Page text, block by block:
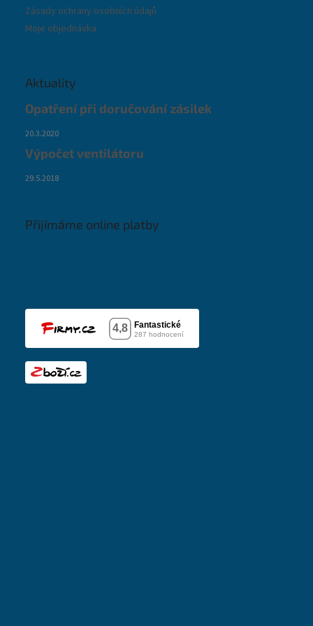
Zásady ochrany osobních údajů
Moje objednávka
Aktuality
Opatření při doručování zásilek
20.3.2020
Výpočet ventilátoru
29.5.2018
Přijímáme online platby